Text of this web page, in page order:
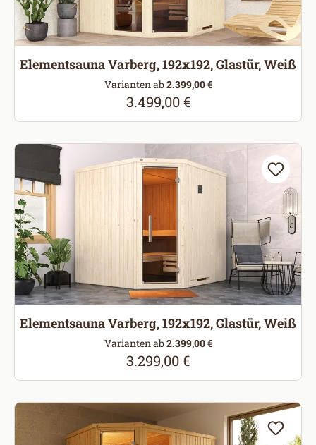
Elementsauna Varberg, 192x192, Glastür, Weiß
Varianten ab2.399,00 €
Regulärer Preis:
3.499,00 €
Elementsauna Varberg, 192x192, Glastür, Weiß
Varianten ab2.399,00 €
Regulärer Preis:
3.299,00 €